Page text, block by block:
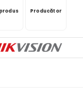
Producător